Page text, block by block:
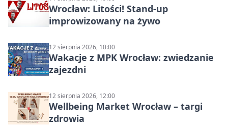
Wrocław: Litości! Stand-up
improwizowany na żywo
12 sierpnia 2026, 10:00
Wakacje z MPK Wrocław: zwiedzanie
zajezdni
12 sierpnia 2026, 12:00
Wellbeing Market Wrocław – targi
zdrowia